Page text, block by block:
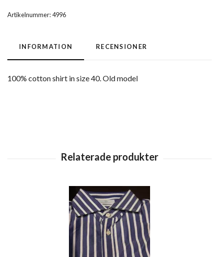
Artikelnummer:4996
INFORMATION RECENSIONER
100% cotton shirt in size 40. Old model